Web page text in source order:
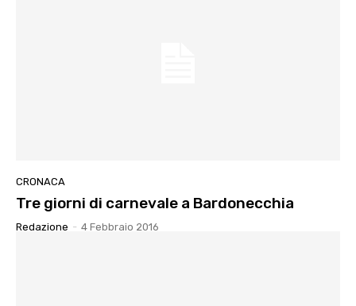
CRONACA
Tre giorni di carnevale a Bardonecchia
Redazione - 4 Febbraio 2016